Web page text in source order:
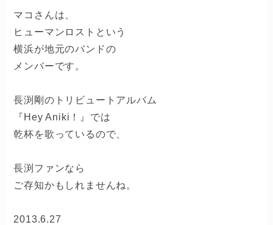
マコさんは、
ヒューマンロストという
横浜が地元のバンドの
メンバーです。
長渕剛のトリビュートアルバム
『Hey Aniki！』では
乾杯を歌っているので、
長渕ファンなら
ご存知かもしれませんね。
2013.6.27